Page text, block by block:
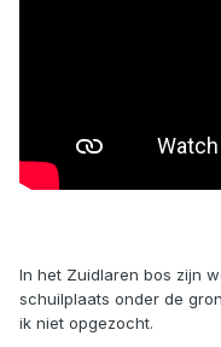
In het Zuidlaren bos zijn
schuilplaats onder de
ik niet opgezocht.